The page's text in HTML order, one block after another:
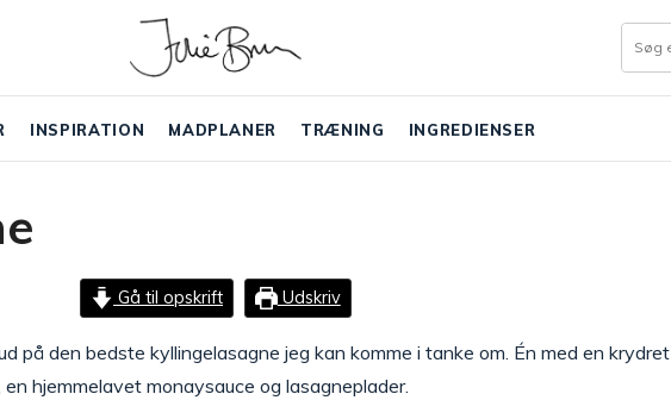
INSPIRATION MADPLANER TRÆNING INGREDIENSER
Gå til opskrift Udskriv
på den bedste kyllingelasagne jeg kan komme i tanke om. Én med en krydret
hjemmelavet monaysauce og lasagneplader.